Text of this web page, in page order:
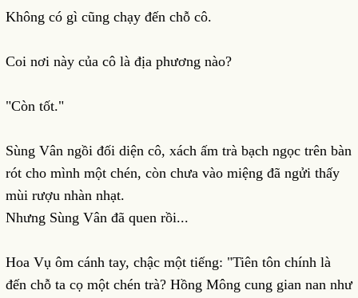
Không có gì cũng chạy đến chỗ cô.
Coi nơi này của cô là địa phương nào?
"Còn tốt."
Sùng Vân ngồi đối diện cô, xách ấm trà bạch ngọc trên bàn
rót cho mình một chén, còn chưa vào miệng đã ngửi thấy
mùi rượu nhàn nhạt.
Nhưng Sùng Vân đã quen rồi...
Hoa Vụ ôm cánh tay, chậc một tiếng: "Tiên tôn chính là
đến chỗ ta cọ một chén trà? Hồng Mông cung gian nan như